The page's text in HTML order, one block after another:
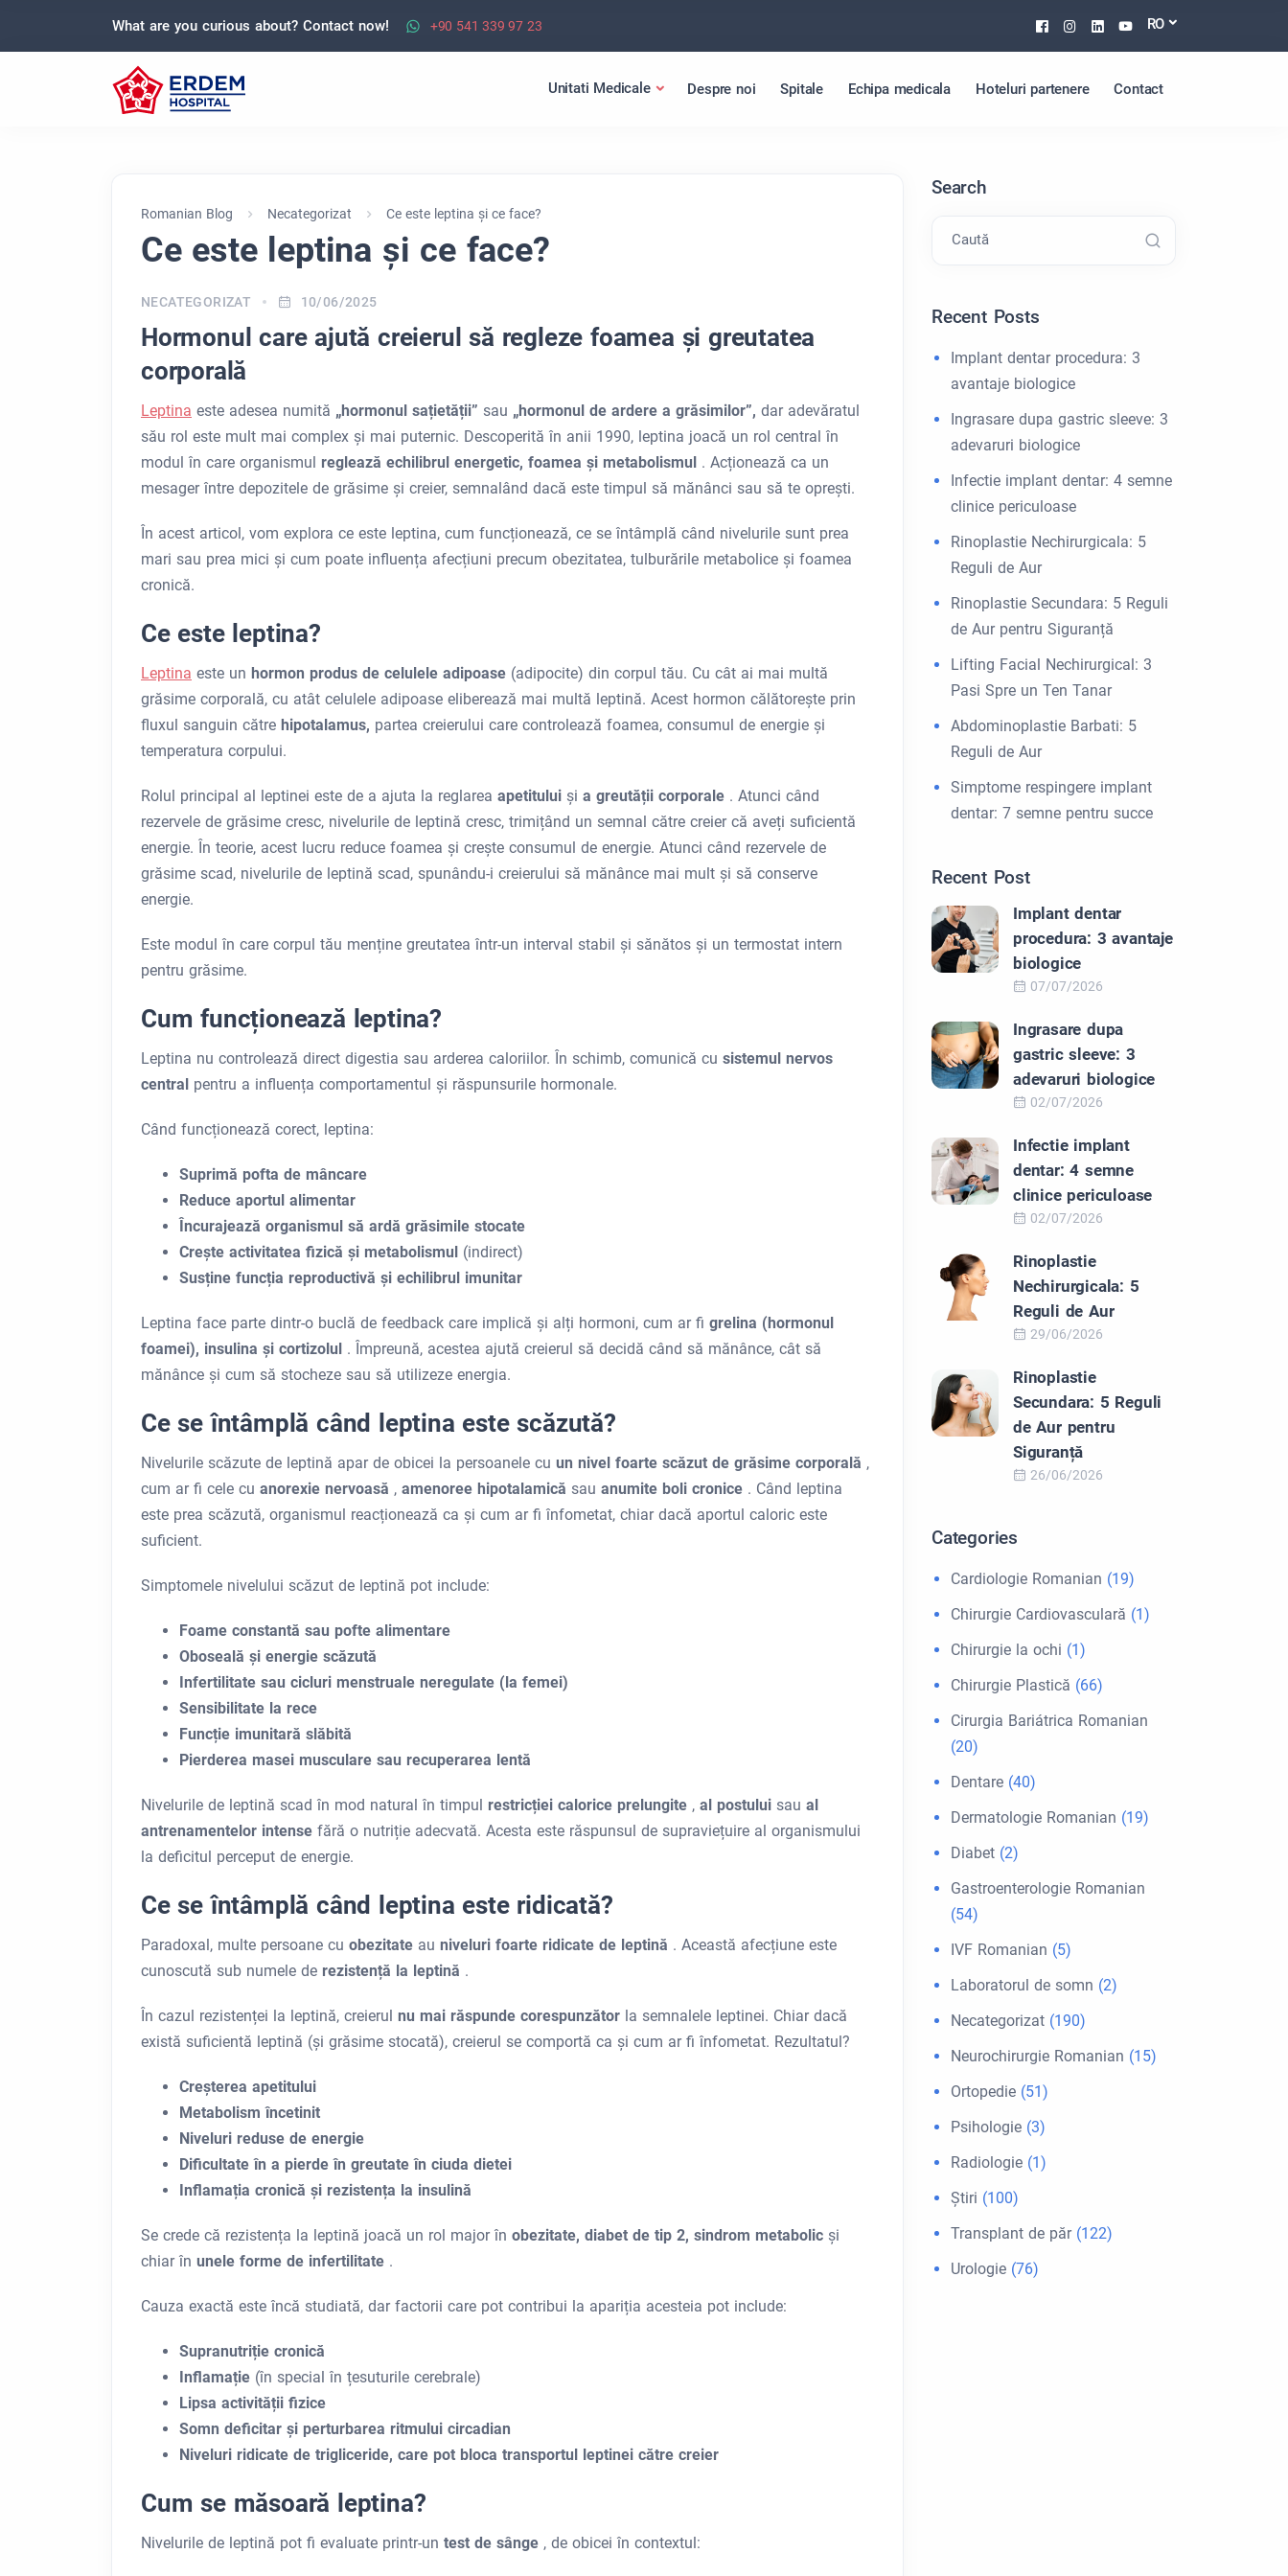
What are you curious about? Contact now! +90 541 339 97 23 Facebook
Instagram
Linkedin
Youtube
RO
Unitati Medicale Despre noi Spitale Echipa medicala Hoteluri partenere Contact
Romanian Blog Necategorizat Ce este leptina și ce face?
Ce este leptina și ce face?
NECATEGORIZAT 10/06/2025
Hormonul care ajută creierul să regleze foamea și greutatea
corporală
Leptina este adesea numită „hormonul sațietății” sau „hormonul de ardere a grăsimilor”, dar adevăratul
său rol este mult mai complex și mai puternic. Descoperită în anii 1990, leptina joacă un rol central în
modul în care organismul reglează echilibrul energetic, foamea și metabolismul . Acționează ca un
mesager între depozitele de grăsime și creier, semnalând dacă este timpul să mănânci sau să te oprești.
În acest articol, vom explora ce este leptina, cum funcționează, ce se întâmplă când nivelurile sunt prea
mari sau prea mici și cum poate influența afecțiuni precum obezitatea, tulburările metabolice și foamea
cronică.
Ce este leptina?
Leptina este un hormon produs de celulele adipoase (adipocite) din corpul tău. Cu cât ai mai multă
grăsime corporală, cu atât celulele adipoase eliberează mai multă leptină. Acest hormon călătorește prin
fluxul sanguin către hipotalamus, partea creierului care controlează foamea, consumul de energie și
temperatura corpului.
Rolul principal al leptinei este de a ajuta la reglarea apetitului și a greutății corporale . Atunci când
rezervele de grăsime cresc, nivelurile de leptină cresc, trimițând un semnal către creier că aveți suficientă
energie. În teorie, acest lucru reduce foamea și crește consumul de energie. Atunci când rezervele de
grăsime scad, nivelurile de leptină scad, spunându-i creierului să mănânce mai mult și să conserve
energie.
Este modul în care corpul tău menține greutatea într-un interval stabil și sănătos și un termostat intern
pentru grăsime.
Cum funcționează leptina?
Leptina nu controlează direct digestia sau arderea caloriilor. În schimb, comunică cu sistemul nervos
central pentru a influența comportamentul și răspunsurile hormonale.
Când funcționează corect, leptina:
Suprimă pofta de mâncare
Reduce aportul alimentar
Încurajează organismul să ardă grăsimile stocate
Crește activitatea fizică și metabolismul (indirect)
Susține funcția reproductivă și echilibrul imunitar
Leptina face parte dintr-o buclă de feedback care implică și alți hormoni, cum ar fi grelina (hormonul
foamei), insulina și cortizolul . Împreună, acestea ajută creierul să decidă când să mănânce, cât să
mănânce și cum să stocheze sau să utilizeze energia.
Ce se întâmplă când leptina este scăzută?
Nivelurile scăzute de leptină apar de obicei la persoanele cu un nivel foarte scăzut de grăsime corporală ,
cum ar fi cele cu anorexie nervoasă , amenoree hipotalamică sau anumite boli cronice . Când leptina
este prea scăzută, organismul reacționează ca și cum ar fi înfometat, chiar dacă aportul caloric este
suficient.
Simptomele nivelului scăzut de leptină pot include:
Foame constantă sau pofte alimentare
Oboseală și energie scăzută
Infertilitate sau cicluri menstruale neregulate (la femei)
Sensibilitate la rece
Funcție imunitară slăbită
Pierderea masei musculare sau recuperarea lentă
Nivelurile de leptină scad în mod natural în timpul restricției calorice prelungite , al postului sau al
antrenamentelor intense fără o nutriție adecvată. Acesta este răspunsul de supraviețuire al organismului
la deficitul perceput de energie.
Ce se întâmplă când leptina este ridicată?
Paradoxal, multe persoane cu obezitate au niveluri foarte ridicate de leptină . Această afecțiune este
cunoscută sub numele de rezistență la leptină .
În cazul rezistenței la leptină, creierul nu mai răspunde corespunzător la semnalele leptinei. Chiar dacă
există suficientă leptină (și grăsime stocată), creierul se comportă ca și cum ar fi înfometat. Rezultatul?
Creșterea apetitului
Metabolism încetinit
Niveluri reduse de energie
Dificultate în a pierde în greutate în ciuda dietei
Inflamația cronică și rezistența la insulină
Se crede că rezistența la leptină joacă un rol major în obezitate, diabet de tip 2, sindrom metabolic și
chiar în unele forme de infertilitate .
Cauza exactă este încă studiată, dar factorii care pot contribui la apariția acesteia pot include:
Supranutriție cronică
Inflamație (în special în țesuturile cerebrale)
Lipsa activității fizice
Somn deficitar și perturbarea ritmului circadian
Niveluri ridicate de trigliceride, care pot bloca transportul leptinei către creier
Cum se măsoară leptina?
Nivelurile de leptină pot fi evaluate printr-un test de sânge , de obicei în contextul:
Search
Caută
Recent Posts
Implant dentar procedura: 3
avantaje biologice
Ingrasare dupa gastric sleeve: 3
adevaruri biologice
Infectie implant dentar: 4 semne
clinice periculoase
Rinoplastie Nechirurgicala: 5
Reguli de Aur
Rinoplastie Secundara: 5 Reguli
de Aur pentru Siguranță
Lifting Facial Nechirurgical: 3
Pasi Spre un Ten Tanar
Abdominoplastie Barbati: 5
Reguli de Aur
Simptome respingere implant
dentar: 7 semne pentru succe
Recent Post
Implant dentar
procedura: 3 avantaje
biologice
07/07/2026
Ingrasare dupa
gastric sleeve: 3
adevaruri biologice
02/07/2026
Infectie implant
dentar: 4 semne
clinice periculoase
02/07/2026
Rinoplastie
Nechirurgicala: 5
Reguli de Aur
29/06/2026
Rinoplastie
Secundara: 5 Reguli
de Aur pentru
Siguranță
26/06/2026
Categories
Cardiologie Romanian (19)
Chirurgie Cardiovasculară (1)
Chirurgie la ochi (1)
Chirurgie Plastică (66)
Cirurgia Bariátrica Romanian
(20)
Dentare (40)
Dermatologie Romanian (19)
Diabet (2)
Gastroenterologie Romanian
(54)
IVF Romanian (5)
Laboratorul de somn (2)
Necategorizat (190)
Neurochirurgie Romanian (15)
Ortopedie (51)
Psihologie (3)
Radiologie (1)
Ştiri (100)
Transplant de păr(122)
Urologie (76)